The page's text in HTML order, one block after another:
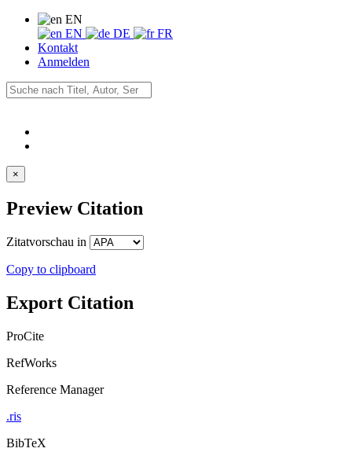
EN
EN
DE
FR
Kontakt
Anmelden
×
Preview Citation
Zitatvorschau in
Copy to clipboard
Export Citation
ProCite
RefWorks
Reference Manager
.ris